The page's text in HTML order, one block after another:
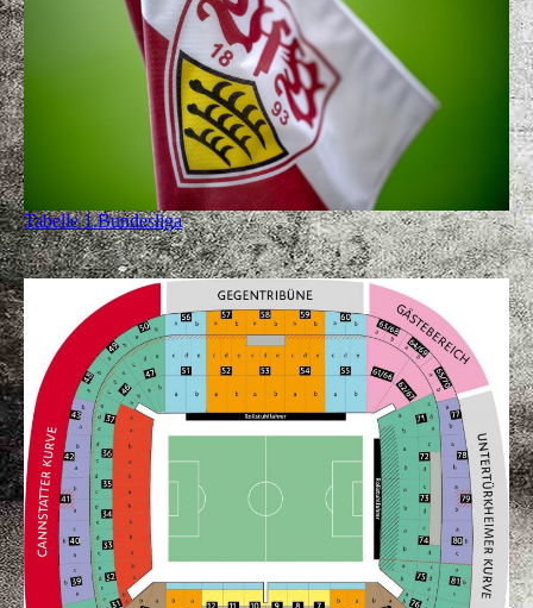
Tabelle 1.Bundesliga